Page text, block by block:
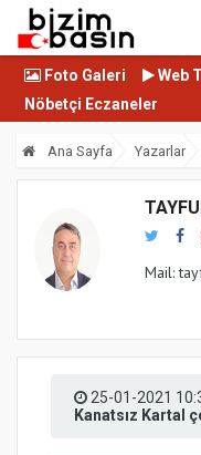
Foto Galeri Web
Nöbetçi Eczaneler
Ana Sayfa Yazarlar
Mail:
25-01-2021
Kanatsız Kartal